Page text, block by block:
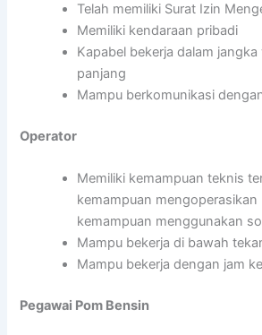
Telah memiliki Surat Izin
Memiliki kendaraan pribadi
Kapabel bekerja dalam
panjang
Mampu berkomunikasi
Operator
Memiliki kemampuan teknis
kemampuan mengoperasikan
kemampuan menggunakan
Mampu bekerja di bawah
Mampu bekerja dengan jam
Pegawai Pom Bensin